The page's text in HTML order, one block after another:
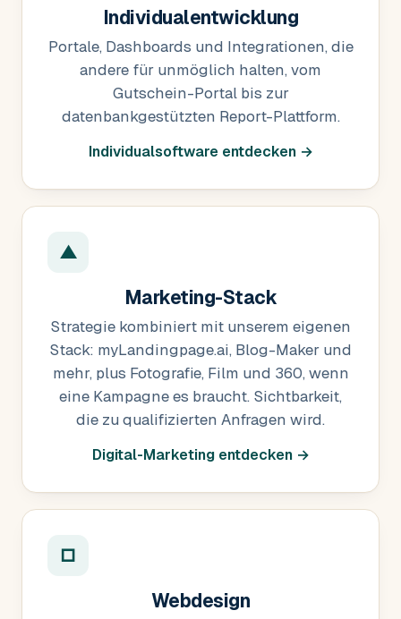
Individualentwicklung
Portale, Dashboards und Integrationen, die
andere für unmöglich halten, vom
Gutschein-Portal bis zur
datenbankgestützten Report-Plattform.
Individualsoftware entdecken →
▲
Marketing-Stack
Strategie kombiniert mit unserem eigenen
Stack: myLandingpage.ai, Blog-Maker und
mehr, plus Fotografie, Film und 360, wenn
eine Kampagne es braucht. Sichtbarkeit,
die zu qualifizierten Anfragen wird.
Digital-Marketing entdecken →
□
Webdesign